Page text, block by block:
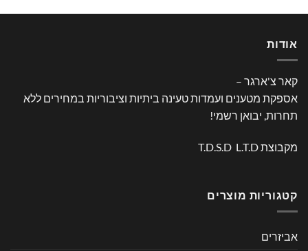
אודות
קאר צ'ארגר –
אספקת מטענים ועמדות טעינה ביתיות וציבוריות במחירים ללא
תחרות, יבואן רשמי!
מקבוצת T.D.S.D L.T.D
קטגוריות מוצרים
אביזרים